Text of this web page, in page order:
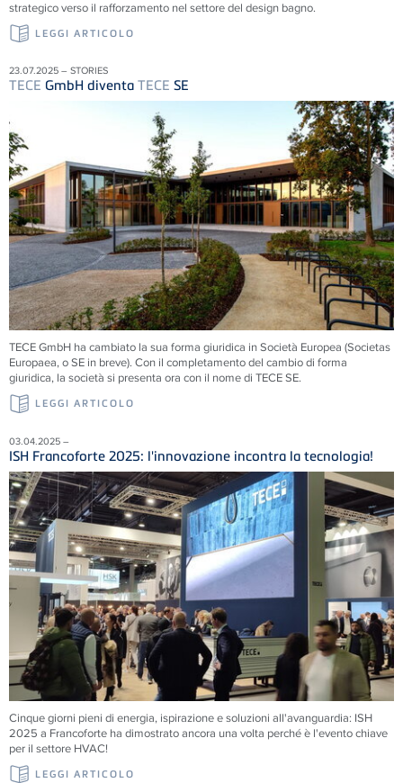
strategico verso il rafforzamento nel settore del design bagno.
LEGGI ARTICOLO
23.07.2025 – STORIES
TECE GmbH diventa TECE SE
TECEGmbH ha cambiato la sua forma giuridica in Società Europea (Societas
Europaea, o SE in breve). Con il completamento del cambio di forma
giuridica, la società si presenta ora con il nome di TECESE.
LEGGI ARTICOLO
03.04.2025 –
ISH Francoforte 2025: l'innovazione incontra la tecnologia!
Cinque giorni pieni di energia, ispirazione e soluzioni all'avanguardia: ISH
2025 a Francoforte ha dimostrato ancora una volta perché è l'evento chiave
per il settore HVAC!
LEGGI ARTICOLO